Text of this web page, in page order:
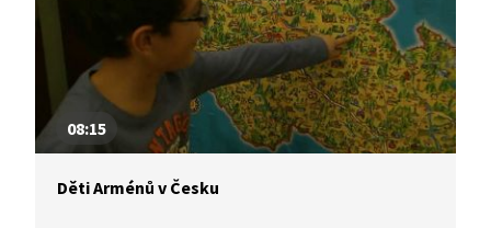
08:15
Děti Arménů v Česku